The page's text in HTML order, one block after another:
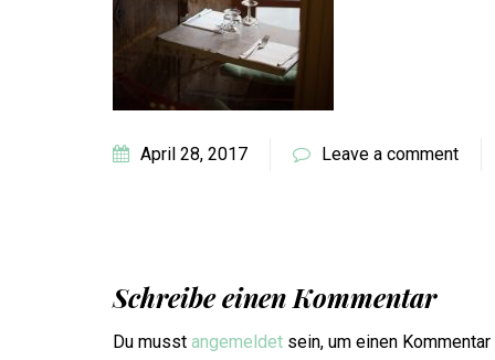
April 28, 2017 Leave a comment
Schreibe einen Kommentar
Du musst angemeldet sein, um einen